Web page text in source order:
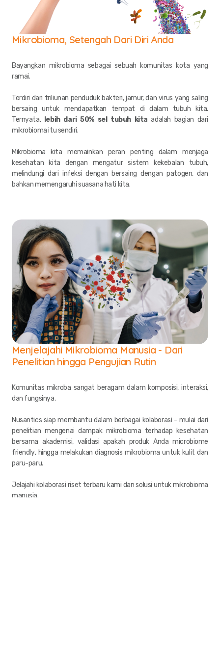
Mikrobioma, Setengah Dari Diri Anda
Bayangkan mikrobioma sebagai sebuah komunitas kota yang
ramai.
Terdiri dari triliunan penduduk bakteri, jamur, dan virus yang saling
bersaing untuk mendapatkan tempat di dalam tubuh kita.
Ternyata, lebih dari 50% sel tubuh kita adalah bagian dari
mikrobioma itu sendiri.
Mikrobioma kita memainkan peran penting dalam menjaga
kesehatan kita dengan mengatur sistem kekebalan tubuh,
melindungi dari infeksi dengan bersaing dengan patogen, dan
bahkan memengaruhi suasana hati kita.
Menjelajahi Mikrobioma Manusia - Dari
Penelitian hingga Pengujian Rutin
Komunitas mikroba sangat beragam dalam komposisi, interaksi,
dan fungsinya.
Nusantics siap membantu dalam berbagai kolaborasi - mulai dari
penelitian mengenai dampak mikrobioma terhadap kesehatan
bersama akademisi, validasi apakah produk Andamicrobiome
friendly, hingga melakukan diagnosis mikrobioma untuk kulit dan
paru-paru.
Jelajahi kolaborasi riset terbaru kami dan solusi untuk mikrobioma
manusia.